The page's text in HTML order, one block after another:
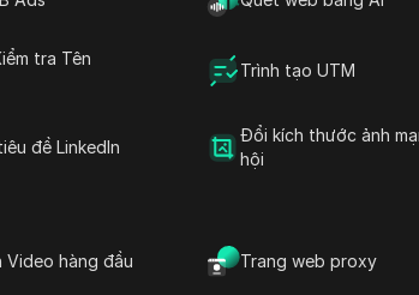
tra Tên
Trình tạo UTM
đề LinkedIn
Đổi kích thước ảnh
hội
Video hàng đầu Trang web proxy
Mở trong ChatGPT
Đặt câu hỏi về trang này
cách kích hoạt lại tài khoản
Người trình bày hướng
một trình duyệt web, cụ